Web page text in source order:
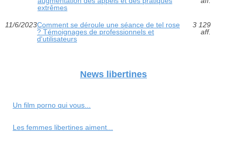
extrêmes
11/6/2023Comment se déroule une séance de tel rose
? Témoignages de professionnels et
d'utilisateurs
3 129
aff.
News libertines
Un film porno qui vous...
Les femmes libertines aiment...